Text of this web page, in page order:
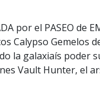
por el PASEO de
Calypso Gemelos
la galaxiaís poder
Vault Hunter, el